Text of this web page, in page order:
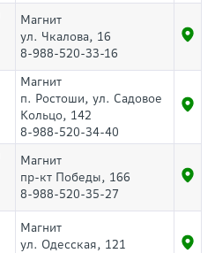
Магнит
ул. Чкалова, 16
8-988-520-33-16
Магнит
п. Ростоши, ул. Садовое
Кольцо, 142
8-988-520-34-40
Магнит
пр-кт Победы, 166
8-988-520-35-27
Магнит
ул. Одесская, 121